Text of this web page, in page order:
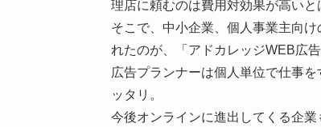
理店に頼むのは費用対効果が高いと
そこで、中小企業、個人事業主向
れたのが、「アドカレッジWEB広
広告プランナーは個人単位で仕事
ッタリ。
今後オンラインに進出してくる企